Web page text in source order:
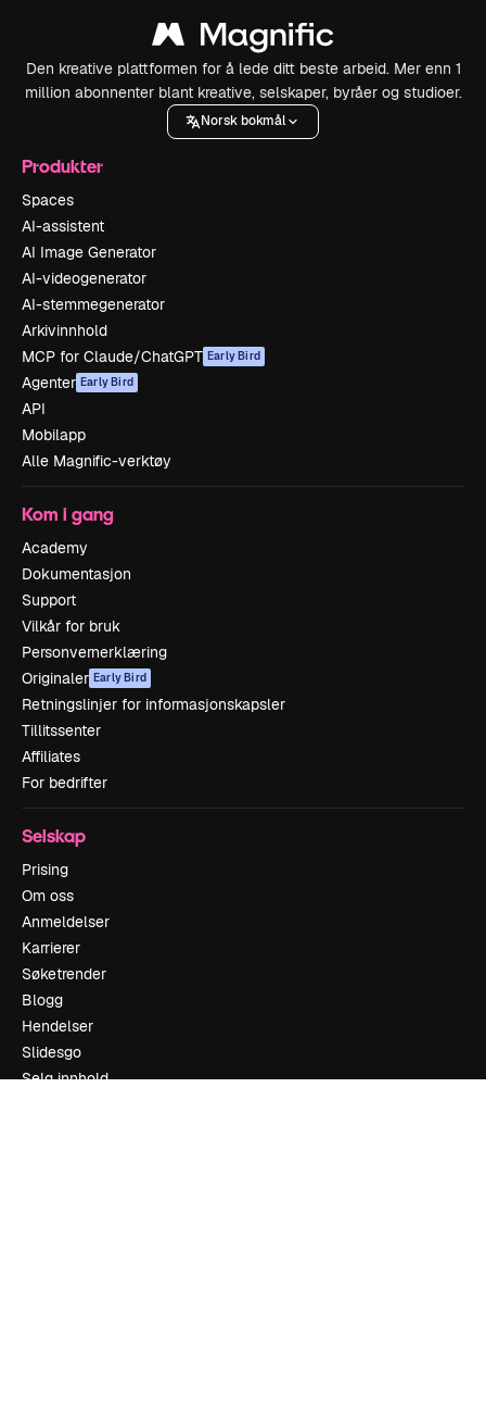
Den kreative plattformen for å lede ditt beste arbeid. Mer enn 1
million abonnenter blant kreative, selskaper, byråer og studioer.
Norsk bokmål
Produkter
Spaces
AI-assistent
AI Image Generator
AI-videogenerator
AI-stemmegenerator
Arkivinnhold
MCP for Claude/ChatGPT Early Bird
Agenter Early Bird
API
Mobilapp
Alle Magnific-verktøy
Kom i gang
Academy
Dokumentasjon
Support
Vilkår for bruk
Personvernerklæring
Originaler Early Bird
Retningslinjer for informasjonskapsler
Tillitssenter
Affiliates
For bedrifter
Selskap
Prising
Om oss
Anmeldelser
Karrierer
Søketrender
Blogg
Hendelser
Slidesgo
Selg innhold